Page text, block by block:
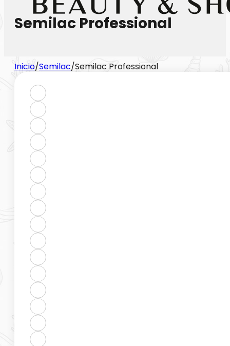
Semilac Professional
Inicio/Semilac/Semilac Professional